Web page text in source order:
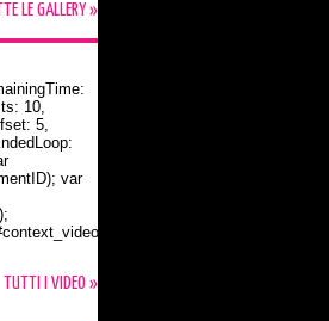
LE GALLERY »
Flynn
10,
5,
var
TUTTI I VIDEO »